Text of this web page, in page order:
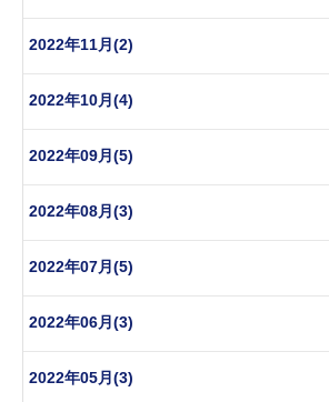
2022年11月(2)
2022年10月(4)
2022年09月(5)
2022年08月(3)
2022年07月(5)
2022年06月(3)
2022年05月(3)